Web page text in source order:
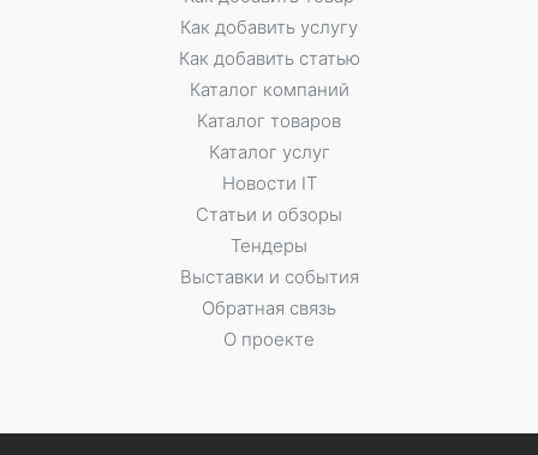
Как добавить услугу
Как добавить статью
Каталог компаний
Каталог товаров
Каталог услуг
Новости IT
Статьи и обзоры
Тендеры
Выставки и события
Обратная связь
О проекте